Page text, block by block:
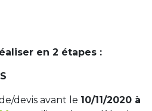
en 2 étapes :
devis avant le 10/11/2020 à